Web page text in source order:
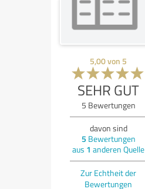
5,00von 5
SEHR GUT
5 Bewertungen
davon sind
5 Bewertungen
aus 1 anderen Quelle
Zur Echtheit der
Bewertungen